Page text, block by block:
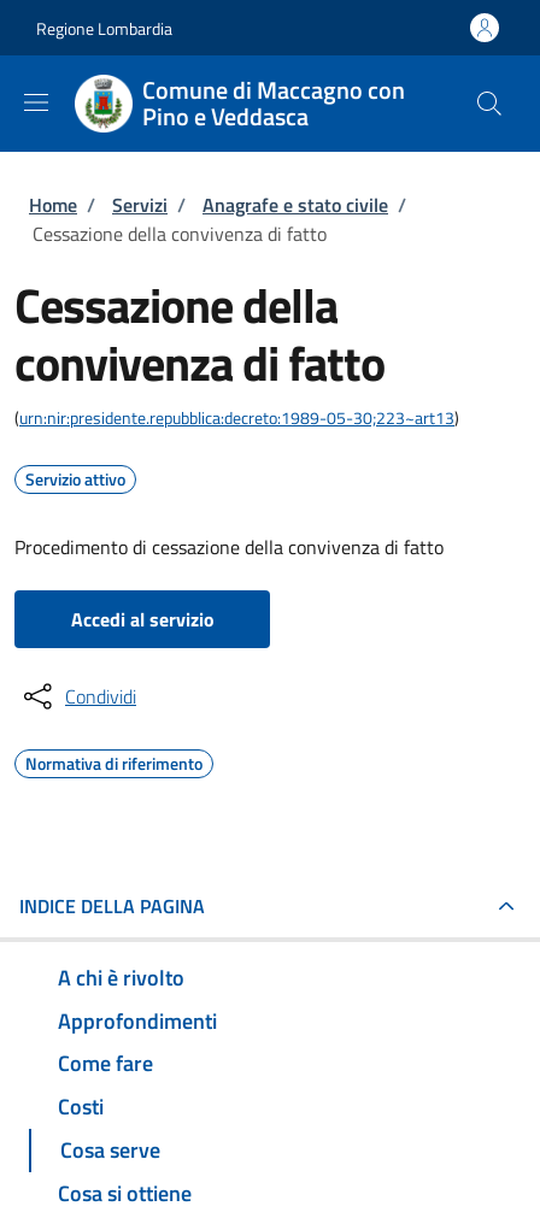
Regione Lombardia
Comune di Maccagno con
Pino e Veddasca
Briciole di pane
Home / Servizi / Anagrafe e stato civile /
Cessazione della convivenza di fatto
Cessazione della
convivenza di fatto
(urn:nir:presidente.repubblica:decreto:1989-05-30;223~art13)
Servizio attivo
Procedimento di cessazione della convivenza di fatto
Accedi al servizio
Condividi
Normativa di riferimento
INDICE DELLA PAGINA
A chi è rivolto
Approfondimenti
Come fare
Costi
Cosa serve
Cosa si ottiene